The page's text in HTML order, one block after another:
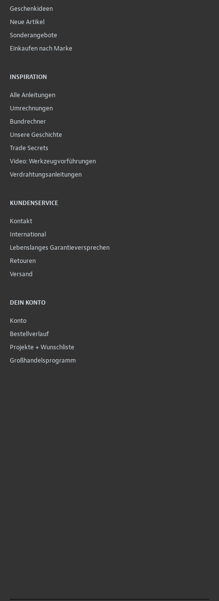
Geschenkideen
Neue Artikel
Sonderangebote
Einkaufen nach Marke
INSPIRATION
Alle Anleitungen
Umrechnungen
Bundrechner
Unsere Geschichte
Trade Secrets
Video: Werkzeugvorführungen
Verdrahtungsanleitungen
KUNDENSERVICE
Kontakt
International
Lebenslanges Garantieversprechen
Retouren
Versand
DEIN KONTO
Konto
Bestellverlauf
Projekte + Wunschliste
Großhandelsprogramm